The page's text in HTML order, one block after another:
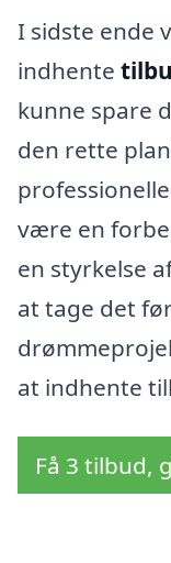
I sidste ende
indhente
kunne spare
den rette
være en
en styrkelse
at tage det
at indhente
Få 3 tilbud,